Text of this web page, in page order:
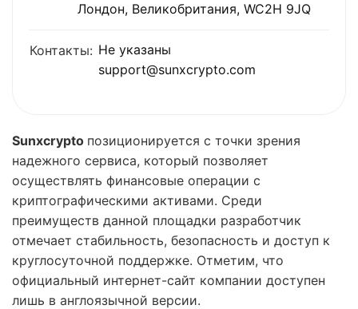
Лондон, Великобритания, WC2H 9JQ
Контакты: Не указаны
support@sunxcrypto.com
Sunxcrypto позиционируется с точки зрения
надежного сервиса, который позволяет
осуществлять финансовые операции с
криптографическими активами. Среди
преимуществ данной площадки разработчик
отмечает стабильность, безопасность и доступ к
круглосуточной поддержке. Отметим, что
официальный интернет-сайт компании доступен
лишь в англоязычной версии.